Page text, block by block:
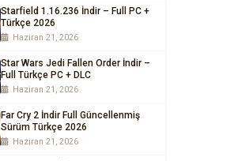
Starfield 1.16.236 İndir – Full PC +
Türkçe 2026
Haziran 21, 2026
Star Wars Jedi Fallen Order İndir –
Full Türkçe PC + DLC
Haziran 21, 2026
Far Cry 2 İndir Full Güncellenmiş
Sürüm Türkçe 2026
Haziran 21, 2026